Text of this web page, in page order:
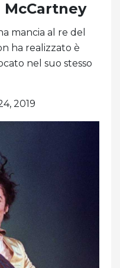
mancia al re del
ha realizzato è
nel suo stesso
2019